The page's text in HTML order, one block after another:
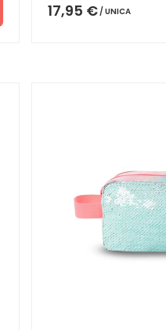
17,95 € UNICA